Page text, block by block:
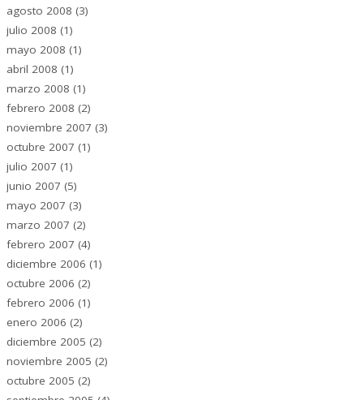
agosto 2008 (3)
julio 2008 (1)
mayo 2008 (1)
abril 2008 (1)
marzo 2008 (1)
febrero 2008 (2)
noviembre 2007 (3)
octubre 2007 (1)
julio 2007 (1)
junio 2007 (5)
mayo 2007 (3)
marzo 2007 (2)
febrero 2007 (4)
diciembre 2006 (1)
octubre 2006 (2)
febrero 2006 (1)
enero 2006 (2)
diciembre 2005 (2)
noviembre 2005 (2)
octubre 2005 (2)